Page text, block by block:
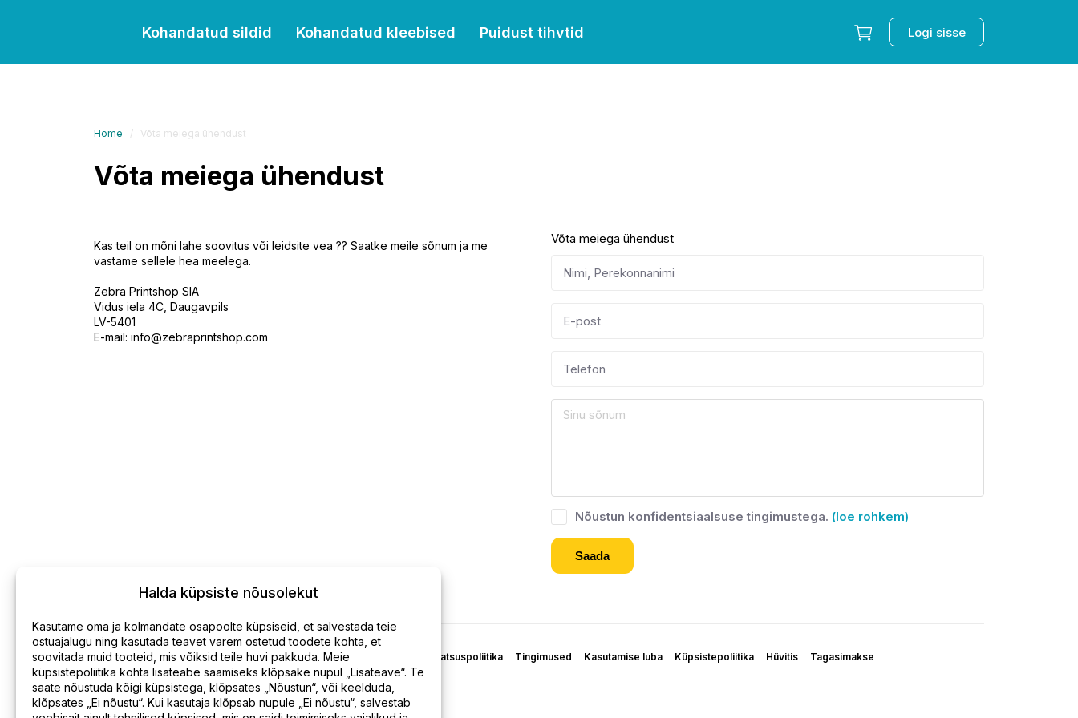
Kohandatud sildid Kohandatud kleebised Puidust tihvtid Logi sisse
Home Võta meiega ühendust
Võta meiega ühendust
Kas teil on mõni lahe soovitus või leidsite vea ?? Saatke meile sõnum ja me
vastame sellele hea meelega.
Zebra Printshop SIA
Vidus iela 4C, Daugavpils
LV-5401
E-mail: info@zebraprintshop.com
Võta meiega ühendust
Nõustun konfidentsiaalsuse tingimustega. (loe rohkem)
Võta meiega ühendust Kohaletoimetamine Privaatsuspoliitika Tingimused Kasutamise luba Küpsistepoliitika Hüvitis Tagasimakse
Halda küpsiste nõusolekut
Kasutame oma ja kolmandate osapoolte küpsiseid, et salvestada teie
ostuajalugu ning kasutada teavet varem ostetud toodete kohta, et
soovitada muid tooteid, mis võiksid teile huvi pakkuda. Meie
küpsistepoliitika kohta lisateabe saamiseks klõpsake nupul „Lisateave“. Te
saate nõustuda kõigi küpsistega, klõpsates „Nõustun“, või keelduda,
klõpsates „Ei nõustu“. Kui kasutaja klõpsab nupule „Ei nõustu“, salvestab